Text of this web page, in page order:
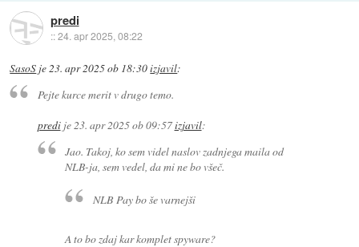
predi
::24. apr 2025, 08:22
SasoS je23. apr 2025 ob 18:30izjavil:
Pejte kurce merit v drugo temo.
predije23. apr 2025 ob 09:57izjavil:
Jao. Takoj, ko sem videl naslov zadnjega maila od
NLB-ja, sem vedel, da mi ne bo všeč.
NLB Pay bo še varnejši
A to bo zdaj kar komplet spyware?